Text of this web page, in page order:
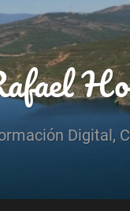
Digital,